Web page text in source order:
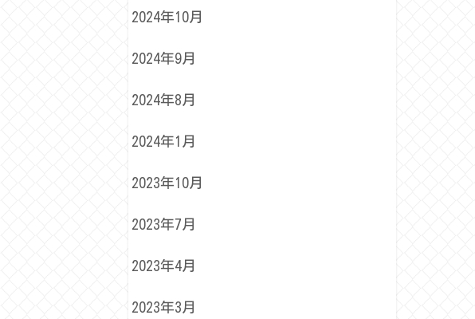
2024年10月
2024年9月
2024年8月
2024年1月
2023年10月
2023年7月
2023年4月
2023年3月